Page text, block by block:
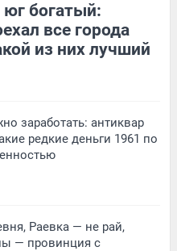
богатый:
все города
из них лучший
заработать: антиквар
редкие деньги 1961 по
Раевка — не рай,
— провинция с